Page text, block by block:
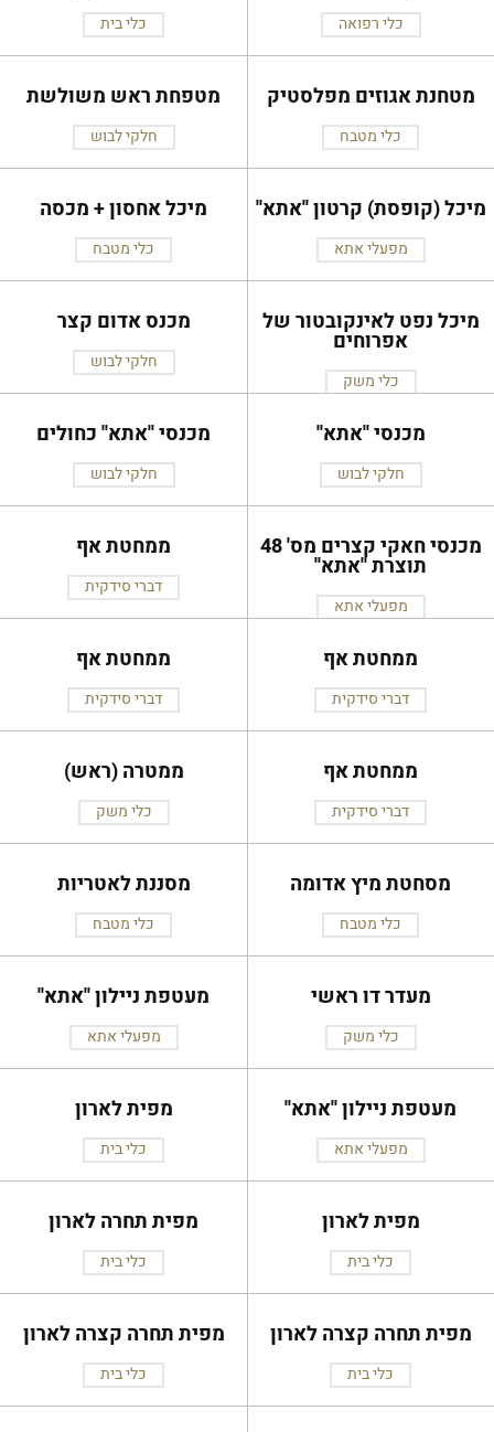
כלי רפואה כלי בית
מטחנת אגוזים מפלסטיק
כלי מטבח
מטפחת ראש משולשת
חלקי לבוש
מיכל (קופסת) קרטון ''אתא''
מפעלי אתא
מיכל אחסון + מכסה
כלי מטבח
מיכל נפט לאינקובטור של
אפרוחים
כלי משק
מכנס אדום קצר
חלקי לבוש
מכנסי ''אתא''
חלקי לבוש
מכנסי ''אתא'' כחולים
חלקי לבוש
מכנסי חאקי קצרים מס' 48
תוצרת ''אתא''
מפעלי אתא
ממחטת אף
דברי סידקית
ממחטת אף
דברי סידקית
ממחטת אף
דברי סידקית
ממחטת אף
דברי סידקית
ממטרה (ראש)
כלי משק
מסחטת מיץ אדומה
כלי מטבח
מסננת לאטריות
כלי מטבח
מעדר דו ראשי
כלי משק
מעטפת ניילון ''אתא''
מפעלי אתא
מעטפת ניילון ''אתא''
מפעלי אתא
מפית לארון
כלי בית
מפית לארון
כלי בית
מפית תחרה לארון
כלי בית
מפית תחרה קצרה לארון
כלי בית
מפית תחרה קצרה לארון
כלי בית